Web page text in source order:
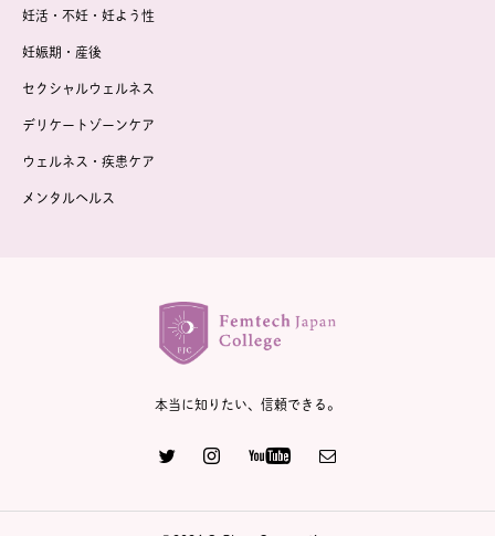
妊活・不妊・妊よう性
妊娠期・産後
セクシャルウェルネス
デリケートゾーンケア
ウェルネス・疾患ケア
メンタルヘルス
本当に知りたい、信頼できる。